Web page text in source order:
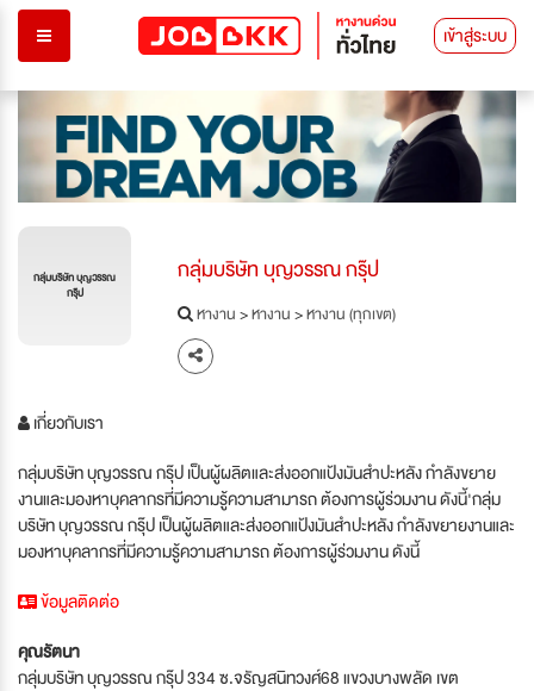
เข้าสู่ระบบ
กลุ่มบริษัท บุญวรรณ
กรุ๊ป
กลุ่มบริษัท บุญวรรณ กรุ๊ป
หางาน>หางาน>หางาน (ทุกเขต)
เกี่ยวกับเรา
กลุ่มบริษัท บุญวรรณ กรุ๊ป เป็นผู้ผลิตและส่งออกแป้งมันสำปะหลัง กำลังขยาย
งานและมองหาบุคลากรที่มีความรู้ความสามารถ ต้องการผู้ร่วมงาน ดังนี้'กลุ่ม
บริษัท บุญวรรณ กรุ๊ป เป็นผู้ผลิตและส่งออกแป้งมันสำปะหลัง กำลังขยายงานและ
มองหาบุคลากรที่มีความรู้ความสามารถ ต้องการผู้ร่วมงาน ดังนี้
ข้อมูลติดต่อ
คุณรัตนา
กลุ่มบริษัท บุญวรรณ กรุ๊ป 334 ซ.จรัญสนิทวงศ์68 แขวงบางพลัด เขต